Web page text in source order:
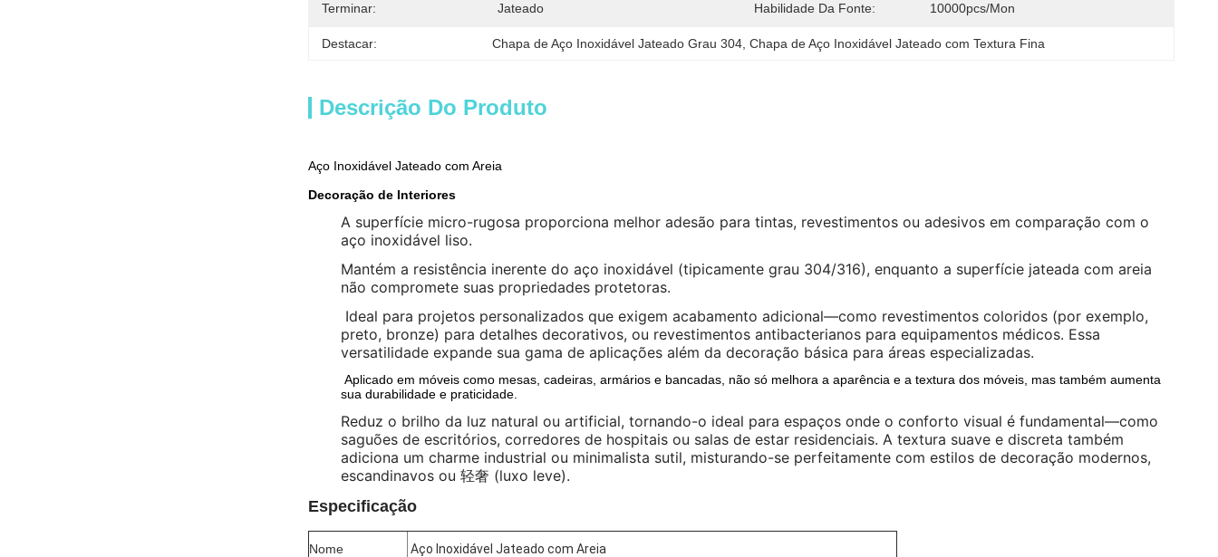
Terminar: Jateado Habilidade Da Fonte: 10000pcs/mon
Destacar: Chapa de Aço Inoxidável Jateado Grau 304 , Chapa de Aço Inoxidável Jateado com Textura Fina
Descrição Do Produto
Aço Inoxidável Jateado com Areia
Decoração de Interiores
A superfície micro-rugosa proporciona melhor adesão para tintas, revestimentos ou adesivos em comparação com o
aço inoxidável liso.
Mantém a resistência inerente do aço inoxidável (tipicamente grau 304/316), enquanto a superfície jateada com areia
não compromete suas propriedades protetoras.
Ideal para projetos personalizados que exigem acabamento adicional—como revestimentos coloridos (por exemplo,
preto, bronze) para detalhes decorativos, ou revestimentos antibacterianos para equipamentos médicos. Essa
versatilidade expande sua gama de aplicações além da decoração básica para áreas especializadas.
Aplicado em móveis como mesas, cadeiras, armários e bancadas, não só melhora a aparência e a textura dos móveis, mas também aumenta
sua durabilidade e praticidade.
Reduz o brilho da luz natural ou artificial, tornando-o ideal para espaços onde o conforto visual é fundamental—como
saguões de escritórios, corredores de hospitais ou salas de estar residenciais. A textura suave e discreta também
adiciona um charme industrial ou minimalista sutil, misturando-se perfeitamente com estilos de decoração modernos,
escandinavos ou 轻奢 (luxo leve).
Especificação
Nome
Aço Inoxidável Jateado com Areia